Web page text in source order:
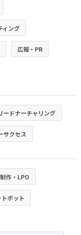
ィング
広報・PR
ードナーチャリング
サクセス
作・LPO
ボット